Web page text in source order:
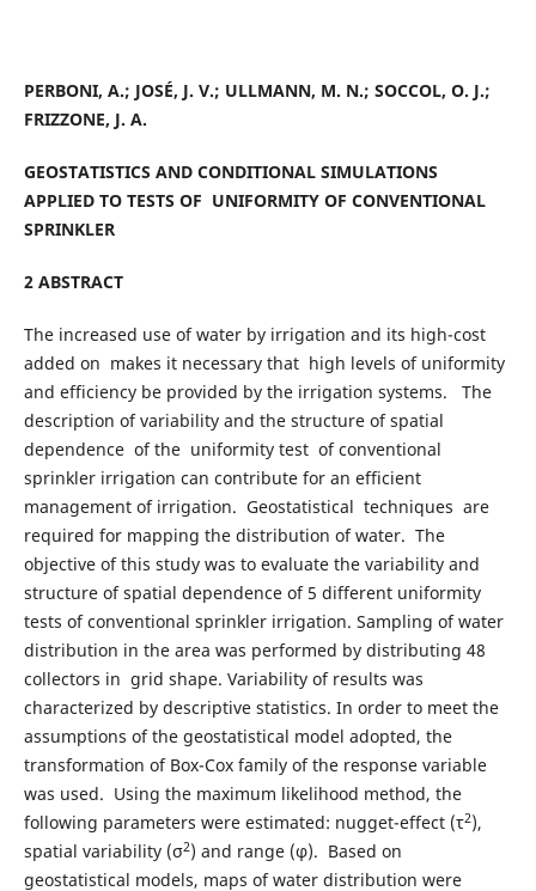
PERBONI, A.; JOSÉ, J. V.; ULLMANN, M. N.; SOCCOL, O. J.;
FRIZZONE, J. A.
GEOSTATISTICS AND CONDITIONAL SIMULATIONS
APPLIED TO TESTS OF UNIFORMITY OF CONVENTIONAL
SPRINKLER
2 ABSTRACT
The increased use of water by irrigation and its high-cost
added on makes it necessary that high levels of uniformity
and efficiency be provided by the irrigation systems. The
description of variability and the structure of spatial
dependence of the uniformity test of conventional
sprinkler irrigation can contribute for an efficient
management of irrigation. Geostatistical techniques are
required for mapping the distribution of water. The
objective of this study was to evaluate the variability and
structure of spatial dependence of 5 different uniformity
tests of conventional sprinkler irrigation. Sampling of water
distribution in the area was performed by distributing 48
collectors in grid shape. Variability of results was
characterized by descriptive statistics. In order to meet the
assumptions of the geostatistical model adopted, the
transformation of Box-Cox family of the response variable
was used. Using the maximum likelihood method, the
following parameters were estimated: nugget-effect (τ2),
spatial variability (σ2) and range (φ). Based on
geostatistical models, maps of water distribution were